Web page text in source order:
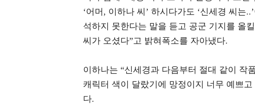
‘어머, 이하나 씨’ 하시다가도 ‘신세경 씨는
석하지 못한다는 말을 듣고 공군 기지를 올
씨가 오셨다”고 밝혀폭소를 자아냈다.
이하나는 “신세경과 다음부터 절대 같이 작
캐릭터 색이 달랐기에 망정이지 너무 예쁘
다.